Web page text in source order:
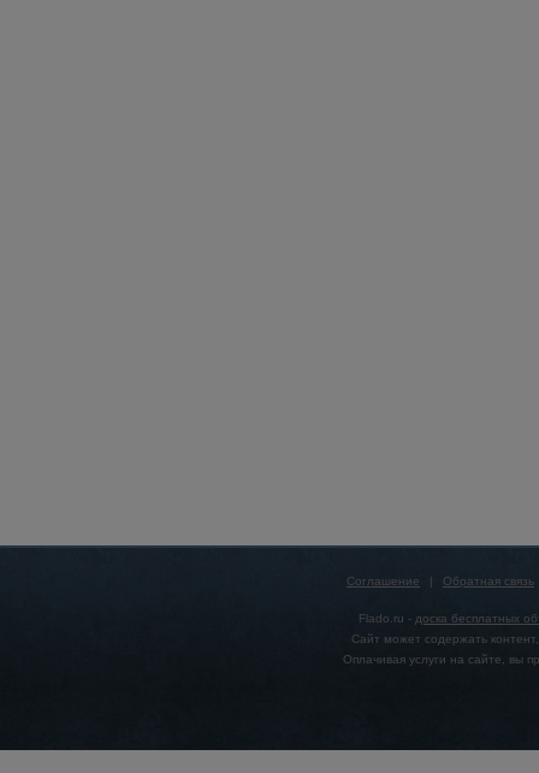
Соглашение | Обратная связь
Flado.ru - доска бесплатных
Сайт может содержать
Оплачивая услуги на сайте, вы